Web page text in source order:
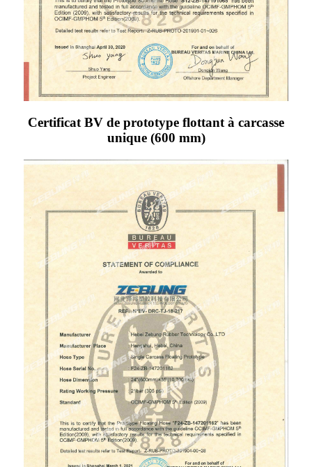
Certificat BV de prototype flottant à carcasse
unique (600 mm)